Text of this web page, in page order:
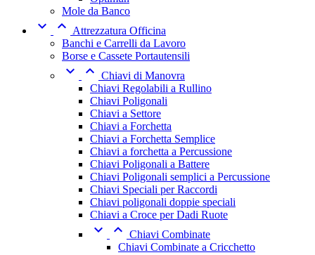
Mole da Banco
  Attrezzatura Officina
Banchi e Carrelli da Lavoro
Borse e Cassete Portautensili
  Chiavi di Manovra
Chiavi Regolabili a Rullino
Chiavi Poligonali
Chiavi a Settore
Chiavi a Forchetta
Chiavi a Forchetta Semplice
Chiavi a forchetta a Percussione
Chiavi Poligonali a Battere
Chiavi Poligonali semplici a Percussione
Chiavi Speciali per Raccordi
Chiavi poligonali doppie speciali
Chiavi a Croce per Dadi Ruote
  Chiavi Combinate
Chiavi Combinate a Cricchetto